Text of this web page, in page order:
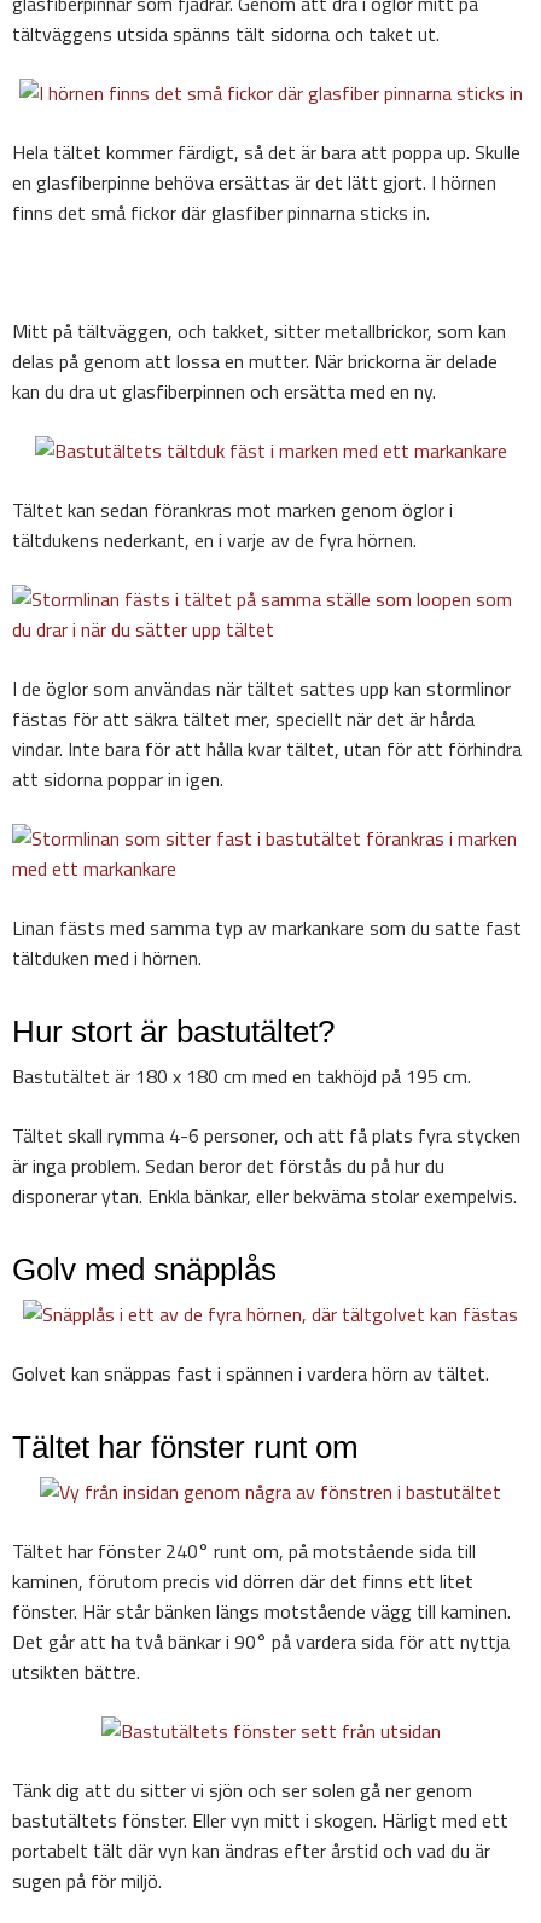
tältväggens utsida spänns tält sidorna och taket ut.
Hela tältet kommer färdigt, så det är bara att poppa up. Skulle
en glasfiberpinne behöva ersättas är det lätt gjort. I hörnen
finns det små fickor där glasfiber pinnarna sticks in.
Mitt på tältväggen, och takket, sitter metallbrickor, som kan
delas på genom att lossa en mutter. När brickorna är delade
kan du dra ut glasfiberpinnen och ersätta med en ny.
Tältet kan sedan förankras mot marken genom öglor i
tältdukens nederkant, en i varje av de fyra hörnen.
I de öglor som användas när tältet sattes upp kan stormlinor
fästas för att säkra tältet mer, speciellt när det är hårda
vindar. Inte bara för att hålla kvar tältet, utan för att förhindra
att sidorna poppar in igen.
Linan fästs med samma typ av markankare som du satte fast
tältduken med i hörnen.
Hur stort är bastutältet?
Bastutältet är 180 x 180 cm med en takhöjd på 195 cm.
Tältet skall rymma 4-6 personer, och att få plats fyra stycken
är inga problem. Sedan beror det förstås du på hur du
disponerar ytan. Enkla bänkar, eller bekväma stolar exempelvis.
Golv med snäpplås
Golvet kan snäppas fast i spännen i vardera hörn av tältet.
Tältet har fönster runt om
Tältet har fönster 240° runt om, på motstående sida till
kaminen, förutom precis vid dörren där det finns ett litet
fönster. Här står bänken längs motstående vägg till kaminen.
Det går att ha två bänkar i 90° på vardera sida för att nyttja
utsikten bättre.
Tänk dig att du sitter vi sjön och ser solen gå ner genom
bastutältets fönster. Eller vyn mitt i skogen. Härligt med ett
portabelt tält där vyn kan ändras efter årstid och vad du är
sugen på för miljö.